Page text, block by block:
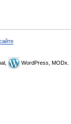
WordPress, MODx.